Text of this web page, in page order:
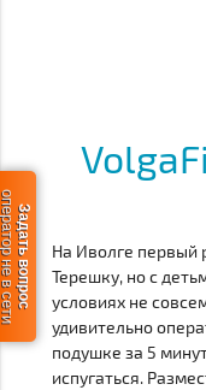
На Иволге первый
Терешку, но с
условиях не
удивительно
подушке за 5
испугаться.
Задать вопрос
в сети